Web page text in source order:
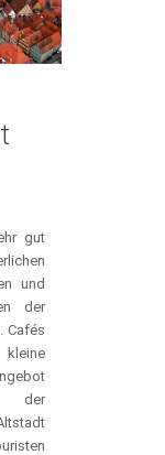
gut
und
der
Cafés